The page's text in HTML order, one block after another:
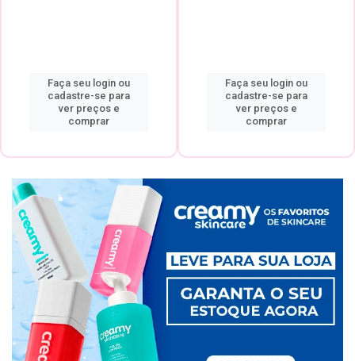
Faça seu login ou
cadastre-se para
ver preços e
comprar
Faça seu login ou
cadastre-se para
ver preços e
comprar